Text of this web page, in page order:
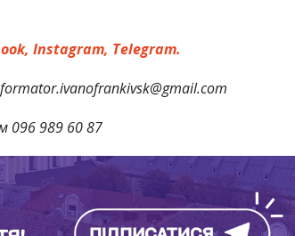
Instagram, Telegram.
096 989 60 87